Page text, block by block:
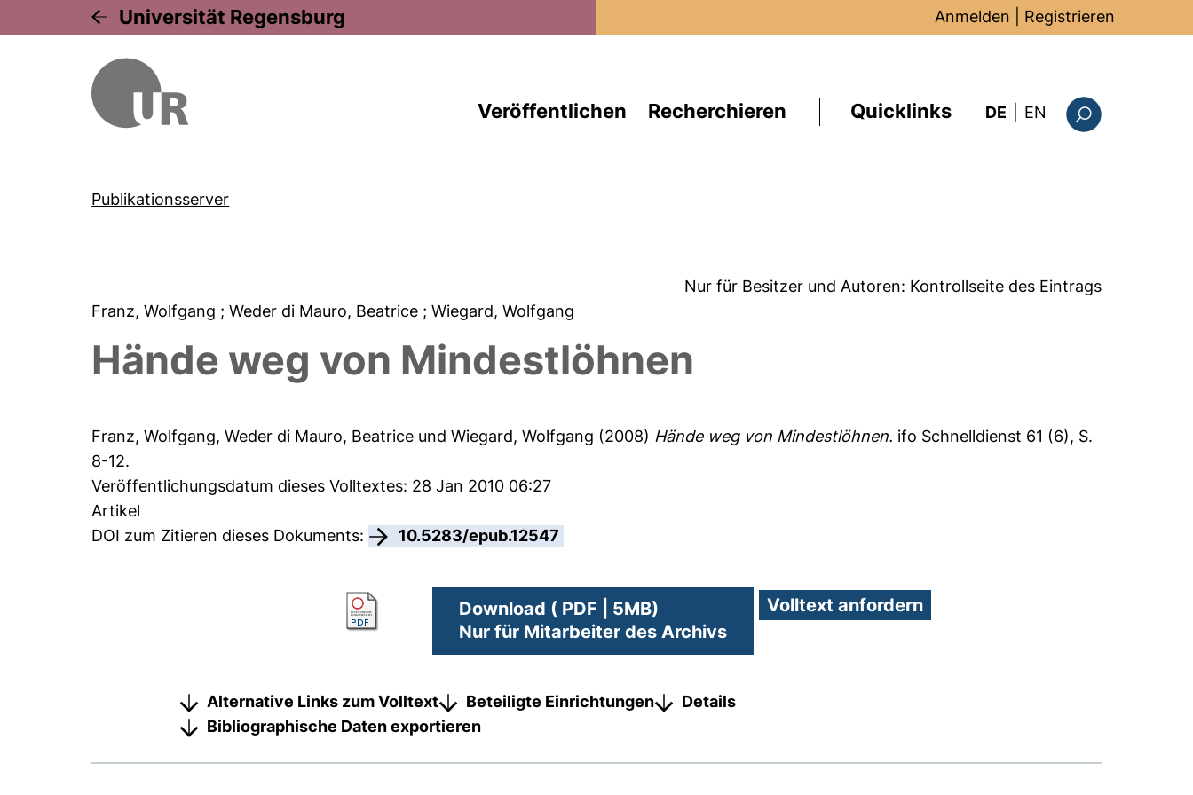
Universität Regensburg Anmelden Registrieren
Veröffentlichen Recherchieren Quicklinks DE EN : this page in
Publikationsserver
Nur für Besitzer und Autoren: Kontrollseite des Eintrags
Franz, Wolfgang ; Weder di Mauro, Beatrice ; Wiegard, Wolfgang
Hände weg von Mindestlöhnen
Franz, Wolfgang,Weder di Mauro, Beatrice undWiegard, Wolfgang (2008) Hände weg von Mindestlöhnen. ifo Schnelldienst 61 (6), S.
8-12.
Veröffentlichungsdatum dieses Volltextes: 28 Jan 2010 06:27
Artikel
DOI zum Zitieren dieses Dokuments:
10.5283/epub.12547
Download ( PDF | 5MB)
Nur für Mitarbeiter des Archivs
Alternative Links zum Volltext Beteiligte Einrichtungen
Details
Bibliographische Daten exportieren